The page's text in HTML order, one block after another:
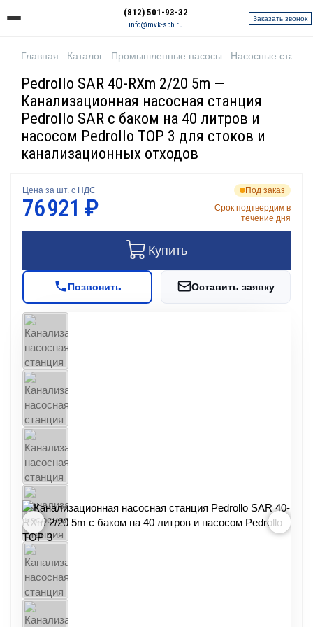
(812) 501-93-32
info@mvk-spb.ru
Заказать звонок
Главная Каталог Промышленные насосы Насосные
Pedrollo SAR 40-RXm 2/20 5m —
Канализационная насосная станция
Pedrollo SAR с баком на 40 литров и
насосом Pedrollo TOP 3 для стоков и
канализационных отходов
Цена за шт. с НДС
76 921 ₽
Под заказ
Срок подтвердим в
течение дня
Купить
Позвонить Оставить заявку